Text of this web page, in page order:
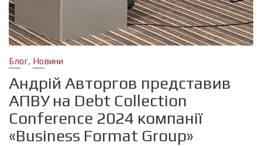
Блог, Новини
Андрій Авторгов представив
АПВУ на Debt Collection
Conference 2024 компанії
«Business Format Group»